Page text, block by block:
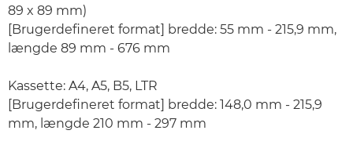
89 x 89 mm)
[Brugerdefineret format] bredde: 55 mm - 215,9 mm,
længde 89 mm - 676 mm
Kassette: A4, A5, B5, LTR
[Brugerdefineret format] bredde: 148,0 mm - 215,9
mm, længde 210 mm - 297 mm